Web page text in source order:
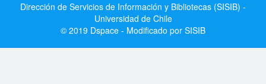
Dirección de Servicios de Información y Bibliotecas (SISIB) -
Universidad de Chile
© 2019 Dspace - Modificado por SISIB